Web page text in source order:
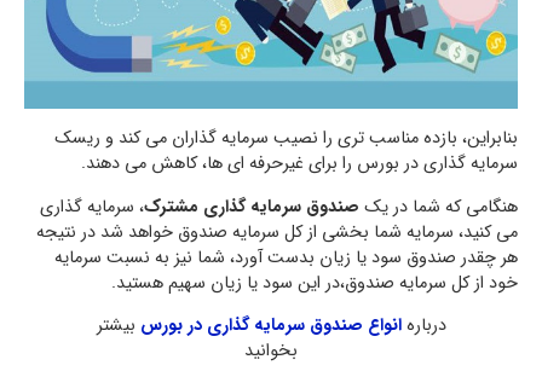
بنابراین، بازده مناسب تری را نصیب سرمایه گذاران می کند و ریسک
سرمایه گذاری در بورس را برای غیرحرفه ای ها، کاهش می دهند.
هنگامی که شما در یک صندوق سرمایه گذاری مشترک، سرمایه گذاری
می کنید، سرمایه شما بخشی از کل سرمایه صندوق خواهد شد در نتیجه
هر چقدر صندوق سود یا زیان بدست آورد، شما نیز به نسبت سرمایه
خود از کل سرمایه صندوق،در این سود یا زیان سهیم هستید.
دربارهانواع صندوق سرمایه گذاری در بورس بیشتر
بخوانید